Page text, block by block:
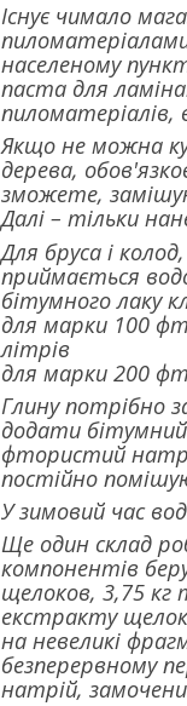
Існує чимало
населеному
паста для
пиломатеріалів,
Якщо не можна
дерева,
зможете,
Далі – тільки
Для бруса і
приймається
бітумного лаку
для марки 100
літрів
для марки 200
Глину потрібно
додати
фтористий
постійно
У зимовий час
Ще один склад
компонентів
щелоков, 3,75 кг
екстракту
на невеликі
безперервному
натрій,